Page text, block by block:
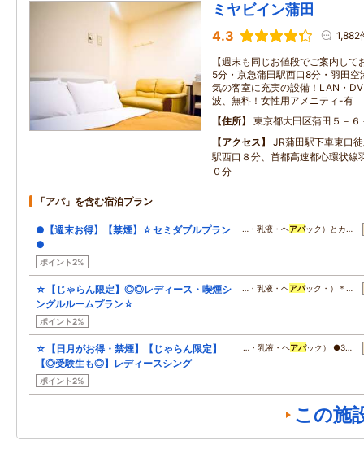
ミヤビイン蒲田
4.3 1,882
【週末も同じお値段でご案内し
5分・京急蒲田駅西口8分・羽田
気の客室に充実の設備！LAN・
波、無料！女性用アメニティ-有
住所
東京都大田区蒲田５－６
アクセス
JR蒲田駅下車東口
駅西口８分、首都高速都心環状線
０分
「アパ」を含む宿泊プラン
●【週末お得】【禁煙】☆セミダブルプラン
●
ポイント2%
…・乳液・ヘアパック）とカ…
☆【じゃらん限定】◎◎レディース・喫煙シ
ングルルームプラン☆
ポイント2%
…・乳液・ヘアパック・）＊…
☆【日月がお得・禁煙】【じゃらん限定】
【◎受験生も◎】レディースシング
ポイント2%
…・乳液・ヘアパック） ●3…
この施